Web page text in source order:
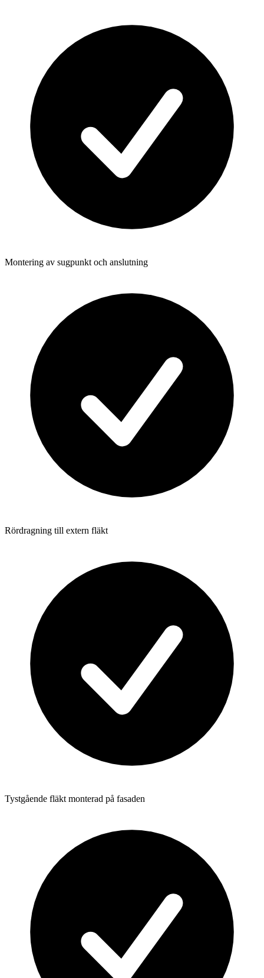
Montering av sugpunkt och anslutning
Rördragning till extern fläkt
Tystgående fläkt monterad på fasaden